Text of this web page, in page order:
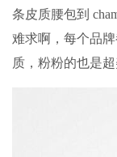
条皮质腰包到
难求啊，每个品
质，粉粉的也是超